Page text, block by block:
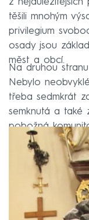
z
těšili mnohým
privilegium
osady jsou
měst a obcí.
Na druhou
Nebylo
třeba sedmkrát
semknutá a také
pobožná